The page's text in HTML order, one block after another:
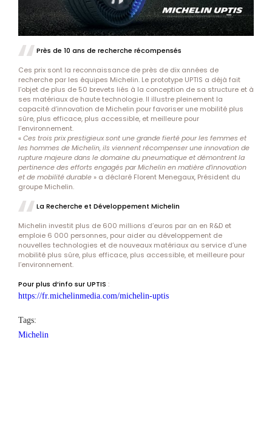
Près de 10 ans de recherche récompensés
Ces prix sont la reconnaissance de près de dix années de
recherche par les équipes Michelin. Le prototype UPTIS a déjà fait
l’objet de plus de 50 brevets liés à la conception de sa structure et à
ses matériaux de haute technologie. Il illustre pleinement la
capacité d’innovation de Michelin pour favoriser une mobilité plus
sûre, plus efficace, plus accessible, et meilleure pour
l’environnement.
«Ces trois prix prestigieux sont une grande fierté pour les femmes et
les hommes de Michelin, ils viennent récompenser une innovation de
rupture majeure dans le domaine du pneumatique et démontrent la
pertinence des efforts engagés par Michelin en matière d’innovation
et de mobilité durable» a déclaré Florent Menegaux, Président du
groupe Michelin.
La Recherche et Développement Michelin
Michelin investit plus de 600 millions d’euros par an en R&D et
emploie 6 000 personnes, pour aider au développement de
nouvelles technologies et de nouveaux matériaux au service d’une
mobilité plus sûre, plus efficace, plus accessible, et meilleure pour
l’environnement.
Pour plus d’info sur UPTIS :
https://fr.michelinmedia.com/michelin-uptis
Tags:
Michelin